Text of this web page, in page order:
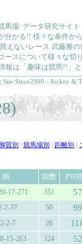
馬場･データ研究サイ
分かる!! 様々な条件か
えないレース 武藤雅
ースについて様々な切
報は「趣味は競馬!!」
Site Since2000 - Jockey &
脚質別 競馬場別 距離別
回数
PW
17-271 351 57
2-37 50 99
2-7 26
15-263 324 52